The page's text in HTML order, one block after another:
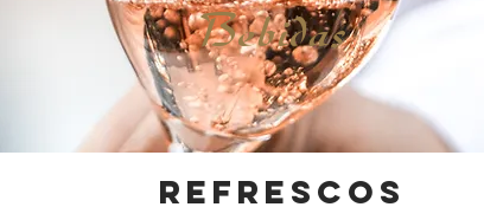
Bebidas
REFRESCOS